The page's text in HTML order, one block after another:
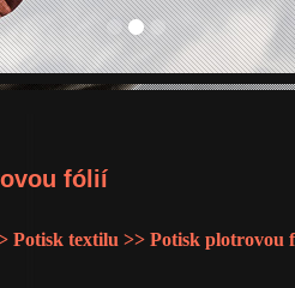
fólií
Potisk textilu >> Potisk plotrovou